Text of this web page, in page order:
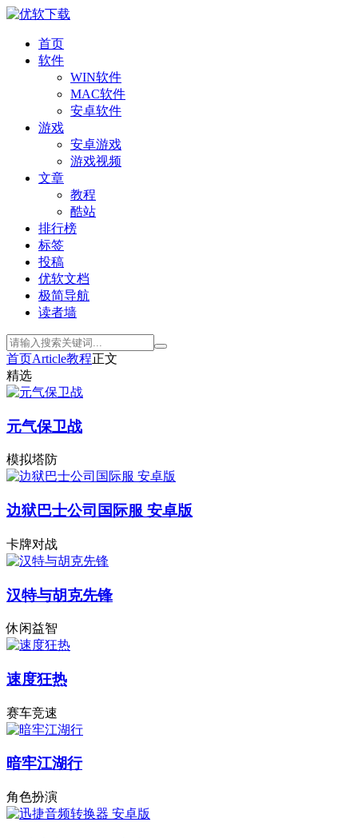
首页
软件
WIN软件
MAC软件
安卓软件
游戏
安卓游戏
游戏视频
文章
教程
酷站
排行榜
标签
投稿
优软文档
极简导航
读者墙
首页Article教程正文
精选
元气保卫战
模拟塔防
边狱巴士公司国际服 安卓版
卡牌对战
汉特与胡克先锋
休闲益智
速度狂热
赛车竞速
暗牢江湖行
角色扮演